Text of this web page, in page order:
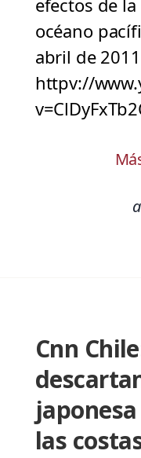
efectos de
océano
abril de
httpv://
Cnn
las